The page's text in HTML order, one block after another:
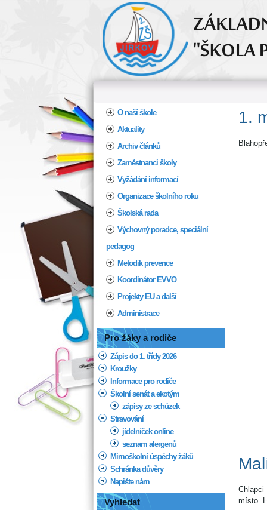
O naší škole
Aktuality
Archiv článků
Zaměstnanci školy
Vyžádání informací
Organizace školního roku
Školská rada
Výchovný poradce, speciální
pedagog
Metodik prevence
Koordinátor EVVO
Projekty EU a další
Administrace
Pro žáky a rodiče
Zápis do 1. třídy 2026
Kroužky
Informace pro rodiče
Školní senát a ekotým
zápisy ze schůzek
Stravování
jídelníček online
seznam alergenů
Mimoškolní úspěchy žáků
Schránka důvěry
Napište nám
Vyhledat
1.
místo.